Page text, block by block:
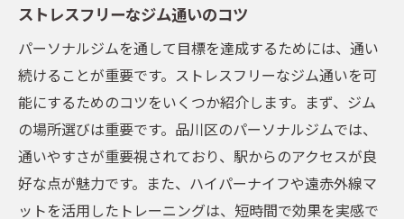
ストレスフリーなジム通いのコツ
パーソナルジムを通して目標を達成するためには、通い
続けることが重要です。ストレスフリーなジム通いを可
能にするためのコツをいくつか紹介します。まず、ジム
の場所選びは重要です。品川区のパーソナルジムでは、
通いやすさが重要視されており、駅からのアクセスが良
好な点が魅力です。また、ハイパーナイフや遠赤外線マ
ットを活用したトレーニングは、短時間で効果を実感で